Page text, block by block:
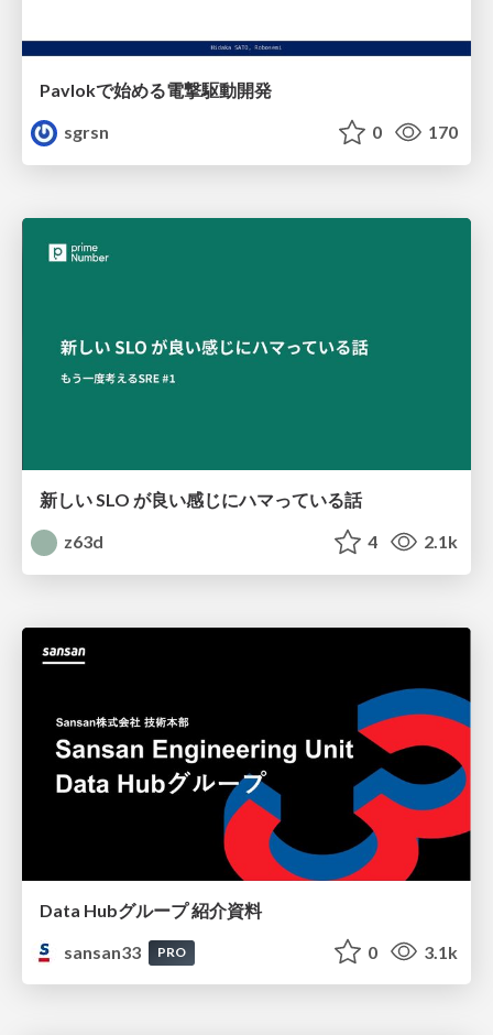
Pavlokで始める電撃駆動開発
sgrsn
0 170
新しい SLO が良い感じにハマっている話
z63d
4 2.1k
Data Hubグループ 紹介資料
sansan33
PRO 0 3.1k